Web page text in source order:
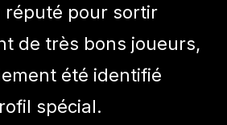
réputé pour sortir
de très bons joueurs,
été identifié
spécial.